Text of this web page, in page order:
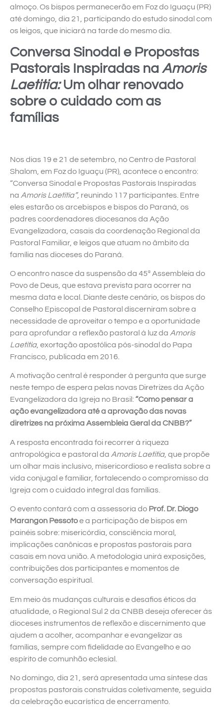
almoço. Os bispos permanecerão em Foz do Iguaçu (PR)
até domingo, dia 21, participando do estudo sinodal com
os leigos, que iniciará na tarde do mesmo dia.
Conversa Sinodal e Propostas
Pastorais Inspiradas na Amoris
Laetitia:Um olhar renovado
sobre o cuidado com as
famílias
Nos dias 19 e 21 de setembro, no Centro de Pastoral
Shalom, em Foz do Iguaçu (PR), acontece o encontro:
“Conversa Sinodal e Propostas Pastorais Inspiradas
na Amoris Laetitia”, reunindo 117 participantes. Entre
eles estarão os arcebispos e bispos do Paraná, os
padres coordenadores diocesanos da Ação
Evangelizadora, casais da coordenação Regional da
Pastoral Familiar, e leigos que atuam no âmbito da
família nas dioceses do Paraná.
O encontro nasce da suspensão da 45ª Assembleia do
Povo de Deus, que estava prevista para ocorrer na
mesma data e local. Diante deste cenário, os bispos do
Conselho Episcopal de Pastoral discerniram sobre a
necessidade de aproveitar o tempo e a oportunidade
para aprofundar a reflexão pastoral à luz da Amoris
Laetitia, exortação apostólica pós-sinodal do Papa
Francisco, publicada em 2016.
A motivação central é responder à pergunta que surge
neste tempo de espera pelas novas Diretrizes da Ação
Evangelizadora da Igreja no Brasil:“Como pensar a
ação evangelizadora até a aprovação das novas
diretrizes na próxima Assembleia Geral da CNBB?”
A resposta encontrada foi recorrer à riqueza
antropológica e pastoral da Amoris Laetitia, que propõe
um olhar mais inclusivo, misericordioso e realista sobre a
vida conjugal e familiar, fortalecendo o compromisso da
Igreja com o cuidado integral das famílias.
O evento contará com a assessoria do Prof. Dr. Diogo
Marangon Pessotoe a participação de bispos em
painéis sobre: misericórdia, consciência moral,
implicações canônicas e propostas pastorais para
casais em nova união. A metodologia unirá exposições,
contribuições dos participantes e momentos de
conversação espiritual.
Em meio às mudanças culturais e desafios éticos da
atualidade, o Regional Sul 2 da CNBB deseja oferecer às
dioceses instrumentos de reflexão e discernimento que
ajudem a acolher, acompanhar e evangelizar as
famílias, sempre com fidelidade ao Evangelho e ao
espírito de comunhão eclesial.
No domingo, dia 21, será apresentada uma síntese das
propostas pastorais construídas coletivamente, seguida
da celebração eucarística de encerramento.